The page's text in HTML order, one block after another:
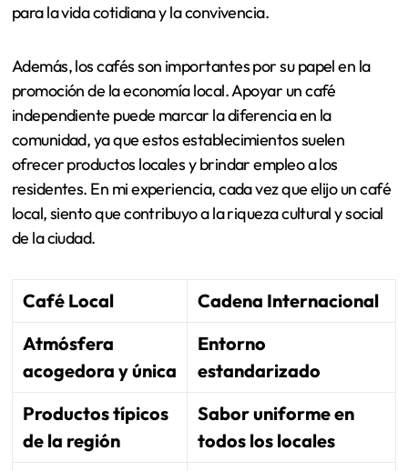
para la vida cotidiana y la convivencia.
Además, los cafés son importantes por su papel en la
promoción de la economía local. Apoyar un café
independiente puede marcar la diferencia en la
comunidad, ya que estos establecimientos suelen
ofrecer productos locales y brindar empleo a los
residentes. En mi experiencia, cada vez que elijo un café
local, siento que contribuyo a la riqueza cultural y social
de la ciudad.
Café Local
Cadena Internacional
Atmósfera
acogedora y única
Entorno
estandarizado
Productos típicos
de la región
Sabor uniforme en
todos los locales